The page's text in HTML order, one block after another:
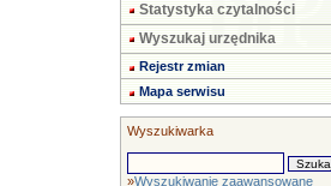
Statystyka czytalności
Wyszukaj urzędnika
Rejestr zmian
Mapa serwisu
Wyszukiwarka
»Wyszukiwanie zaawansowane